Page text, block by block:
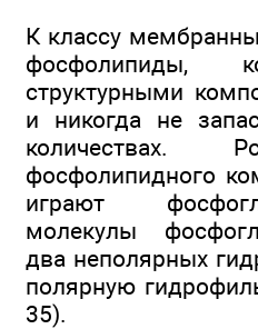
К классу
фосфолипиды,
структурными
и никогда не
количествах.
фосфолипидного
играют
молекулы
два неполярных
полярную
35).